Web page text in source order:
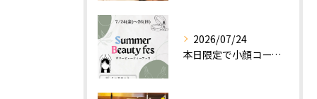
2026/07/24
本日限定で小顔コース体験(ワンコイン)実施します！